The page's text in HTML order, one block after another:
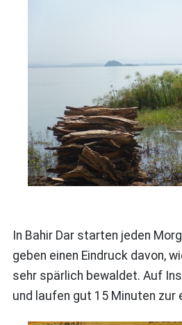
In Bahir Dar starten jeden
geben einen Eindruck davon,
sehr spärlich bewaldet. Auf
und laufen gut 15 Minuten zur